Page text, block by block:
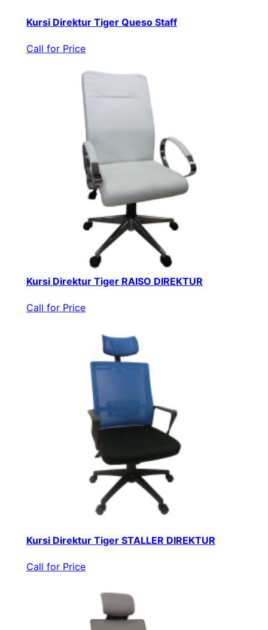
Kursi Direktur Tiger Queso Staff
Call for Price
Kursi Direktur Tiger RAISO DIREKTUR
Call for Price
Kursi Direktur Tiger STALLER DIREKTUR
Call for Price